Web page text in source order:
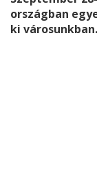
országban
ki városunkban.